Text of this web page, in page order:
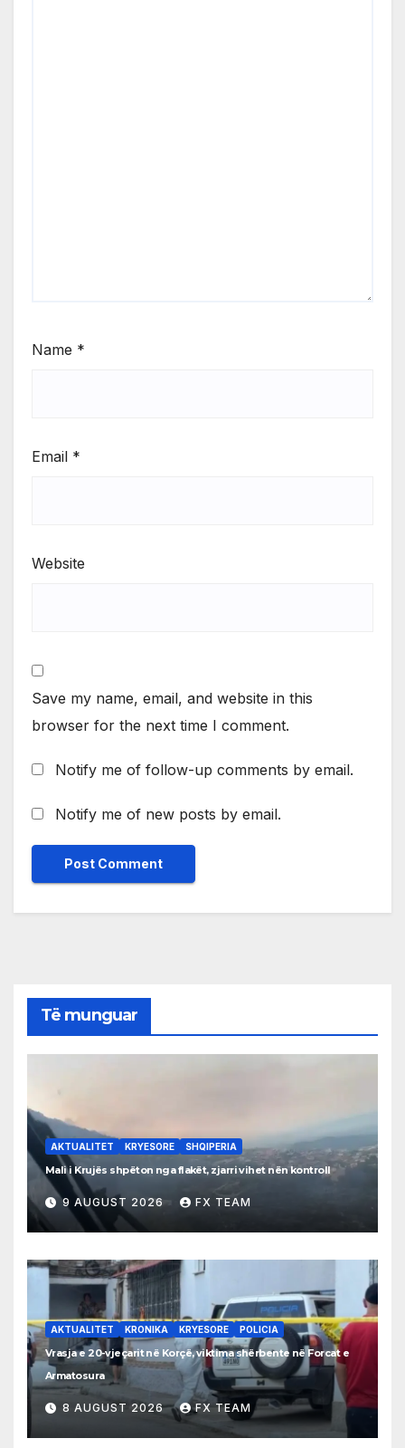
Name *
Email *
Website
Save my name, email, and website in this
browser for the next time I comment.
Notify me of follow-up comments by email.
Notify me of new posts by email.
Të munguar
AKTUALITET KRYESORE SHQIPERIA
Mali i Krujës shpëton nga flakët, zjarri vihet nën kontroll
9 AUGUST 2026 FX TEAM
AKTUALITET KRONIKA KRYESORE POLICIA
Vrasja e 20-vjeçarit në Korçë, viktima shërbente në Forcat e
Armatosura
8 AUGUST 2026 FX TEAM